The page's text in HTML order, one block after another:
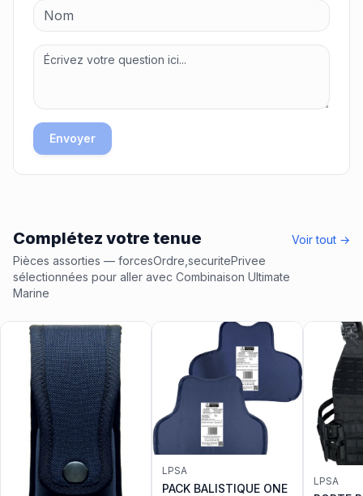
Envoyer
Complétez votre tenue
Pièces assorties — forcesOrdre,securitePrivee
sélectionnées pour aller avec Combinaison Ultimate
Marine
Voir tout →
LPSA
PACK BALISTIQUE ONE
LPSA